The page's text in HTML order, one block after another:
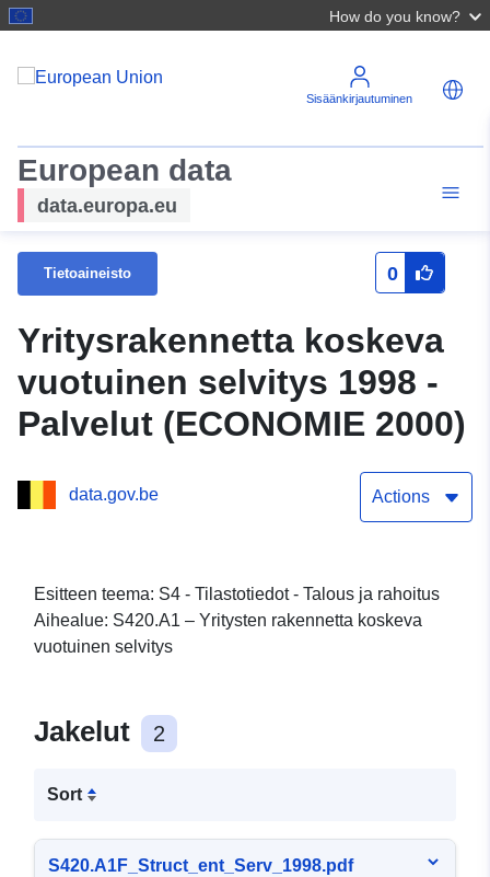
How do you know?
Sisäänkirjautuminen
European data
data.europa.eu
Tietoaineisto 0
Yritysrakennetta koskeva
vuotuinen selvitys 1998 -
Palvelut (ECONOMIE 2000)
data.gov.be Actions
Esitteen teema: S4 - Tilastotiedot - Talous ja rahoitus
Aihealue: S420.A1 – Yritysten rakennetta koskeva
vuotuinen selvitys
Jakelut 2
Sort
S420.A1F_Struct_ent_Serv_1998.pdf